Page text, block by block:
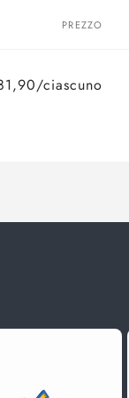
PREZZO
ciascuno